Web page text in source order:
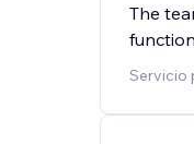
The
Servicio